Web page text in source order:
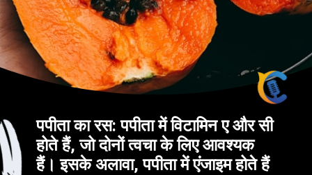
पपीता का रस: पपीता में विटामिन ए और सी
होते हैं, जो दोनों त्वचा के लिए आवश्यक
हैं। इसके अलावा, पपीता में एंजाइम होते हैं